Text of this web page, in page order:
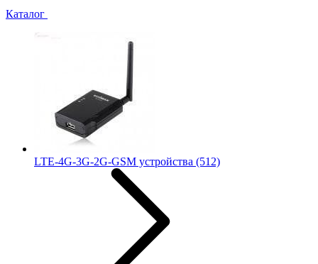
Каталог
LTE-4G-3G-2G-GSM устройства (512)